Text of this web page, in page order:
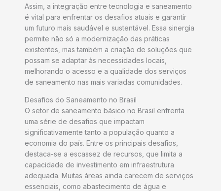
Assim, a integração entre tecnologia e saneamento
é vital para enfrentar os desafios atuais e garantir
um futuro mais saudável e sustentável. Essa sinergia
permite não só a modernização das práticas
existentes, mas também a criação de soluções que
possam se adaptar às necessidades locais,
melhorando o acesso e a qualidade dos serviços
de saneamento nas mais variadas comunidades.
Desafios do Saneamento no Brasil
O setor de saneamento básico no Brasil enfrenta
uma série de desafios que impactam
significativamente tanto a população quanto a
economia do país. Entre os principais desafios,
destaca-se a escassez de recursos, que limita a
capacidade de investimento em infraestrutura
adequada. Muitas áreas ainda carecem de serviços
essenciais, como abastecimento de água e